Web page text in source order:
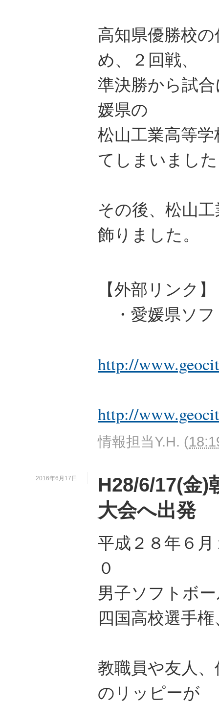
高知県優勝校
め、２回戦、
準決勝から試
媛県の
松山工業高等
てしまいまし
その後、松山
飾りました。
【外部リンク】
・愛媛県ソ
http://
http://
情報担当Y.H. (
2016年6月17日
H28/6/17(金)
大会へ出発
平成２８年６
０
男子ソフトボ
四国高校選手
教職員や友人
のリッピーが